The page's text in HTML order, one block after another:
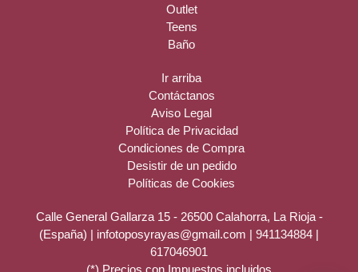
Outlet
Teens
Baño
Ir arriba
Contáctanos
Aviso Legal
Política de Privacidad
Condiciones de Compra
Desistir de un pedido
Políticas de Cookies
Calle General Gallarza 15 - 26500 Calahorra, La Rioja -
(España) | infotoposyrayas@gmail.com | 941134884 |
617046901